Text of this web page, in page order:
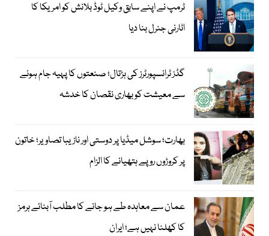
ٹرمپ نے اپنے سابق وکیل ٹوڈ بلانش کو امریکا کا
اٹارنی جنرل بنا دیا
گڈز ٹرانسپورٹرز کی ہڑتال؛ صنعتوں کا پہیہ جام ہونے
سے معیشت کو بھاری نقصان کا خدشہ
بھارت؛ سوشل میڈیا پر دوستی اور نازیبا تصاویر؛ خاتون
پر کروڑوں روپے ہتھیانے کا الزام
عمان سے معاہدہ طے ہو جانے کا مطلب آبنائے ہرمز
کا کھلنا نہیں ہے؛ ایران